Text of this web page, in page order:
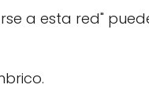
a esta red"